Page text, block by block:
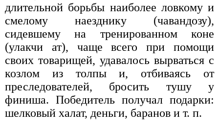
длительной борьбы наиболее ловкому и
смелому наезднику (чавандозу),
сидевшему на тренированном коне
(улакчи ат), чаще всего при помощи
своих товарищей, удавалось вырваться с
козлом из толпы и, отбиваясь от
преследователей, бросить тушу у
финиша. Победитель получал подарки:
шелковый халат, деньги, баранов и т. п.